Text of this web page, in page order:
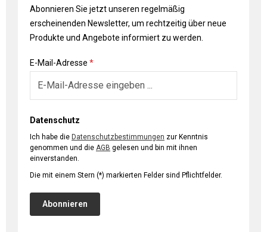
Abonnieren Sie jetzt unseren regelmäßig
erscheinenden Newsletter, um rechtzeitig über neue
Produkte und Angebote informiert zu werden.
E-Mail-Adresse *
Datenschutz
Ich habe die Datenschutzbestimmungen
genommen und die AGB
einverstanden.
Die mit einem Stern (*) markierten Felder sind Pflichtfelder.
Abonnieren